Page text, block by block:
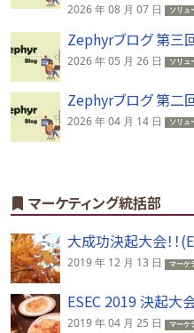
2026 年 08 月 07 日 ソリュ
Zephyrブログ 第三
2026 年 05 月 26 日 ソリュ
Zephyrブログ 第二
2026 年 04 月 14 日 ソリュ
マーケティング統括部
大成功決起大会！！
2019 年 12 月 13 日 マーケ
ESEC 2019 決起大
2019 年 04 月 25 日 マーケ